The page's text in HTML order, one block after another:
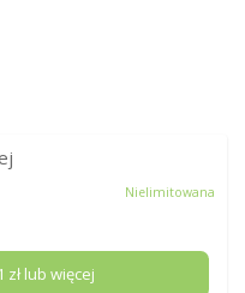
Nielimitowana
zł lub więcej